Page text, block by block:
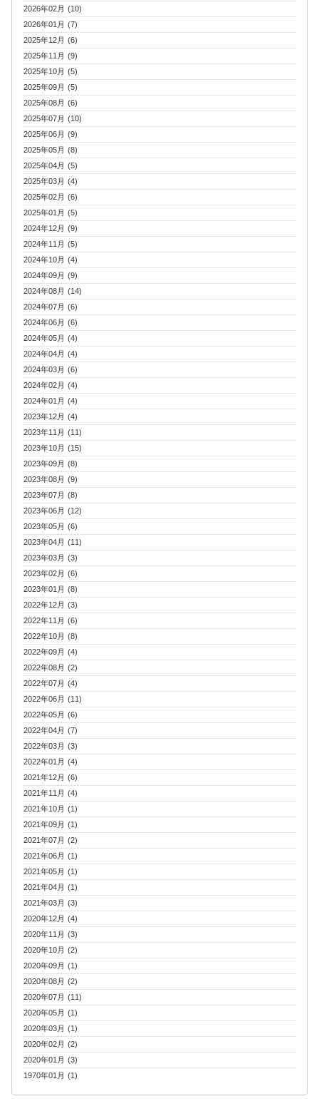
2026年02月 (10)
2026年01月 (7)
2025年12月 (6)
2025年11月 (9)
2025年10月 (5)
2025年09月 (5)
2025年08月 (6)
2025年07月 (10)
2025年06月 (9)
2025年05月 (8)
2025年04月 (5)
2025年03月 (4)
2025年02月 (6)
2025年01月 (5)
2024年12月 (9)
2024年11月 (5)
2024年10月 (4)
2024年09月 (9)
2024年08月 (14)
2024年07月 (6)
2024年06月 (6)
2024年05月 (4)
2024年04月 (4)
2024年03月 (6)
2024年02月 (4)
2024年01月 (4)
2023年12月 (4)
2023年11月 (11)
2023年10月 (15)
2023年09月 (8)
2023年08月 (9)
2023年07月 (8)
2023年06月 (12)
2023年05月 (6)
2023年04月 (11)
2023年03月 (3)
2023年02月 (6)
2023年01月 (8)
2022年12月 (3)
2022年11月 (6)
2022年10月 (8)
2022年09月 (4)
2022年08月 (2)
2022年07月 (4)
2022年06月 (11)
2022年05月 (6)
2022年04月 (7)
2022年03月 (3)
2022年01月 (4)
2021年12月 (6)
2021年11月 (4)
2021年10月 (1)
2021年09月 (1)
2021年07月 (2)
2021年06月 (1)
2021年05月 (1)
2021年04月 (1)
2021年03月 (3)
2020年12月 (4)
2020年11月 (3)
2020年10月 (2)
2020年09月 (1)
2020年08月 (2)
2020年07月 (11)
2020年05月 (1)
2020年03月 (1)
2020年02月 (2)
2020年01月 (3)
1970年01月 (1)